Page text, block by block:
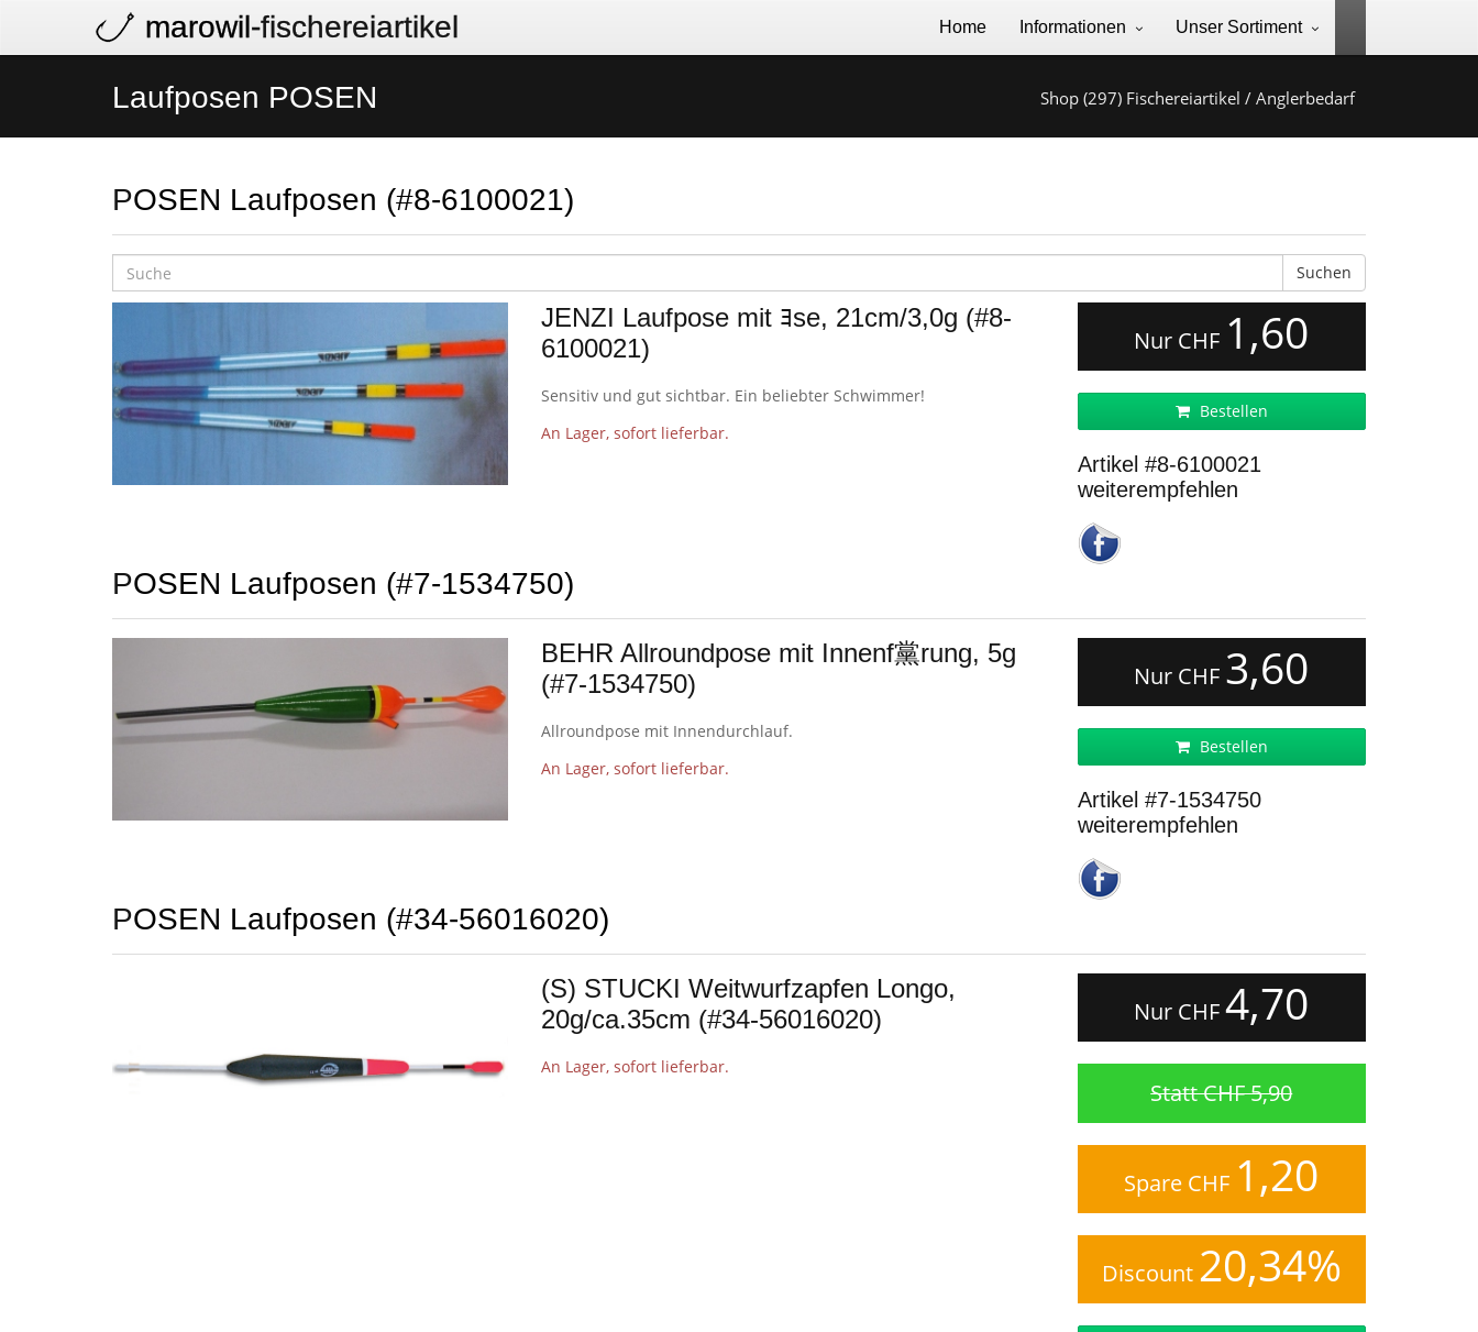
marowil-fischereiartikel Home Informationen Unser Sortiment
Laufposen POSEN Shop (297) Fischereiartikel / Anglerbedarf
POSEN Laufposen (#8-6100021)
Suchen
JENZI Laufpose mit ﾖse, 21cm/3,0g (#8-
6100021)
Sensitiv und gut sichtbar. Ein beliebter Schwimmer!
An Lager, sofort lieferbar.
Nur CHF 1,60
Bestellen
Artikel #8-6100021
weiterempfehlen
POSEN Laufposen (#7-1534750)
BEHR Allroundpose mit Innenf黨rung, 5g
(#7-1534750)
Allroundpose mit Innendurchlauf.
An Lager, sofort lieferbar.
Nur CHF 3,60
Bestellen
Artikel #7-1534750
weiterempfehlen
POSEN Laufposen (#34-56016020)
(S) STUCKI Weitwurfzapfen Longo,
20g/ca.35cm (#34-56016020)
An Lager, sofort lieferbar.
Nur CHF4,70
Statt CHF 5,90
Spare CHF 1,20
Discount 20,34%